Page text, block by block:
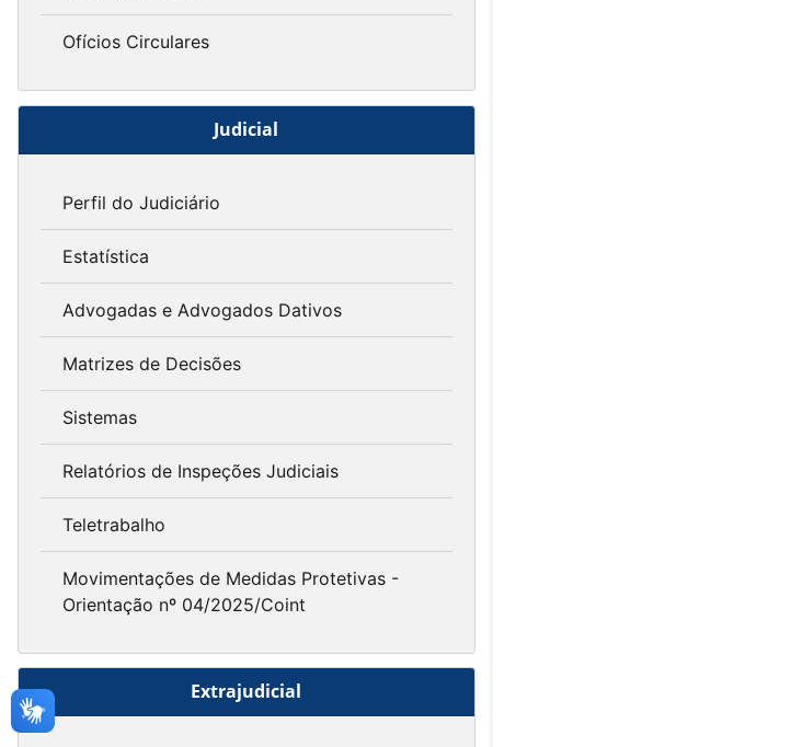
Ofícios Circulares
Judicial
Perfil do Judiciário
Estatística
Advogadas e Advogados Dativos
Matrizes de Decisões
Sistemas
Relatórios de Inspeções Judiciais
Teletrabalho
Movimentações de Medidas Protetivas -
Orientação nº 04/2025/Coint
Extrajudicial